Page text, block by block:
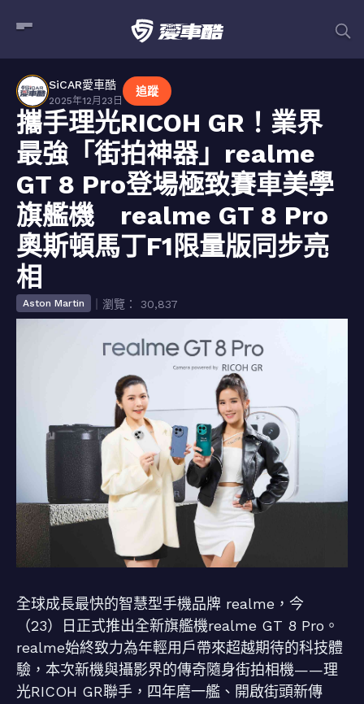
SiCAR愛車酷
2025年12月23日
追蹤
攜手理光RICOH GR！業界
最強「街拍神器」realme
GT 8 Pro登場極致賽車美學
旗艦機 realme GT 8 Pro
奧斯頓馬丁F1限量版同步亮
相
Aston Martin ｜瀏覽： 30,837
全球成長最快的智慧型手機品牌 realme，今
（23）日正式推出全新旗艦機realme GT 8 Pro。
realme始終致力為年輕用戶帶來超越期待的科技體
驗，本次新機與攝影界的傳奇隨身街拍相機——理
光RICOH GR聯手，四年磨一艦、開啟街頭新傳